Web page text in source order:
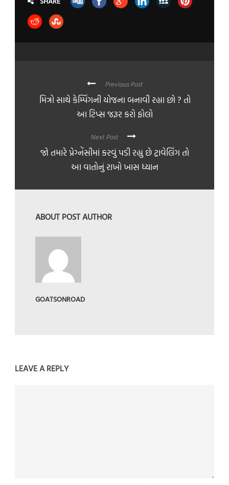
Previous Post
મિત્રો સાથે કેમ્પિંગની યોજના બનાવી રહ્યા છો ? તો
આ ટિપ્સ જરૂર કરો ફોલો
Next Post
જો તમારે પ્રેગ્નેંસીમાં કરવું પડી રહ્યુ છે ટ્રાવેલિંગ તો
આ વાતોનું રાખો ખાસ ધ્યાન
ABOUT POST AUTHOR
GOATSONROAD
LEAVE A REPLY